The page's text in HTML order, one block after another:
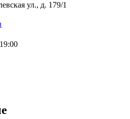
ул., д. 179/1